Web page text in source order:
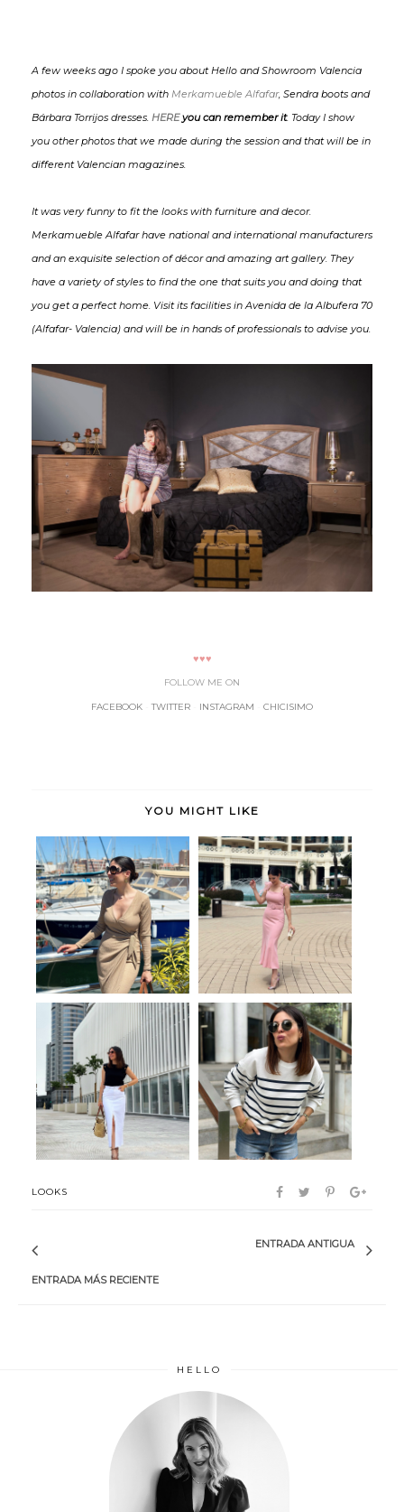
A few weeks ago I spoke you about Hello and Showroom Valencia
photos in collaboration with Merkamueble Alfafar, Sendra boots and
Bárbara Torrijos dresses. HEREyou can remember it. Today I show
you other photos that we made during the session and that will be in
different Valencian magazines.
It was very funny to fit the looks with furniture and decor.
Merkamueble Alfafar have national and international manufacturers
and an exquisite selection of décor and amazing art gallery. They
have a variety of styles to find the one that suits you and doing that
you get a perfect home. Visit its facilities in Avenida de la Albufera 70
(Alfafar- Valencia) and will be in hands of professionals to advise you.
♥♥♥
FOLLOW ME ON
FACEBOOK -TWITTER INSTAGRAM CHICISIMO
YOU MIGHT LIKE
Gio Sweet me
Tendencia Comfy navy
LOOKS
ENTRADA MÁS RECIENTE
ENTRADA ANTIGUA
HELLO